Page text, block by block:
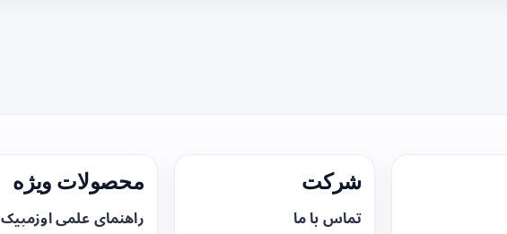
شرکت
تماس با ما
محصولات ویژه
راهنمای علمی اوزمپیک